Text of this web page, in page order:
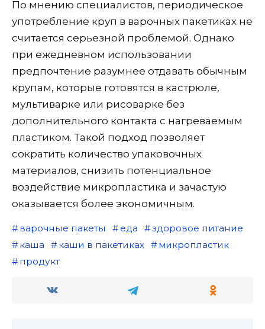
По мнению специалистов, периодическое
употребление круп в варочных пакетиках не
считается серьезной проблемой. Однако
при ежедневном использовании
предпочтение разумнее отдавать обычным
крупам, которые готовятся в кастрюле,
мультиварке или рисоварке без
дополнительного контакта с нагреваемым
пластиком. Такой подход позволяет
сократить количество упаковочных
материалов, снизить потенциальное
воздействие микропластика и зачастую
оказывается более экономичным.
варочные пакеты еда
здоровое питание
каша
каши в пакетиках
микропластик
продукт